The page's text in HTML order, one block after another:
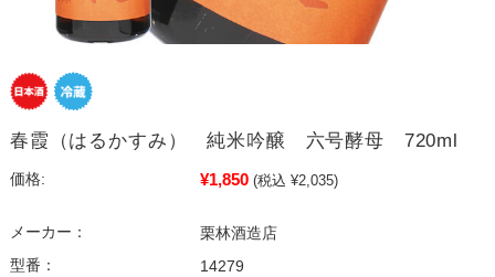
春霞（はるかすみ） 純米吟醸 六号酵母 720ml
価格: ¥1,850 (税込 ¥2,035)
メーカー：
栗林酒造店
型番：
14279